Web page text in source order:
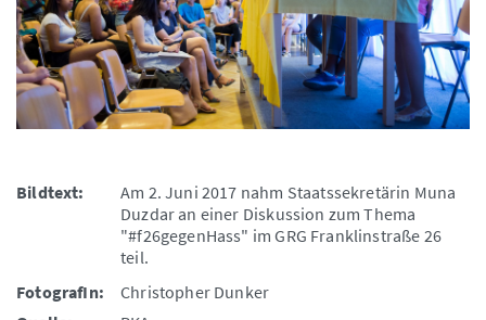
Bildtext:
Am 2. Juni 2017 nahm Staatssekretärin Muna
Duzdar an einer Diskussion zum Thema
"#f26gegenHass" im GRG Franklinstraße 26
teil.
FotografIn:
Christopher Dunker